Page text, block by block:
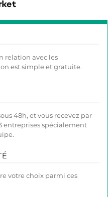
relation avec les
est simple et gratuite.
48h, et vous recevez par
entreprises spécialement
votre choix parmi ces